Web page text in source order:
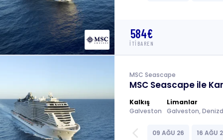
584€
İTİBAREN
MSC Seascape
MSC Seascape ile
Kalkış
Galveston
Limanlar
arrow_back_ios 09 AĞU 26 16 AĞU